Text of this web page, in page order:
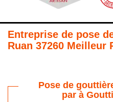
Entreprise de pose
Ruan 37260 Meilleur
Pose de
par à